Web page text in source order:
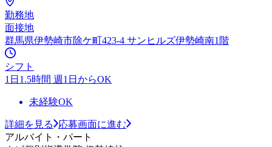
勤務地
面接地
群馬県伊勢崎市除ケ町423-4 サンヒルズ伊勢崎南1階
シフト
1日1.5時間 週1日からOK
未経験OK
詳細を見る
応募画面に進む
アルバイト・パート